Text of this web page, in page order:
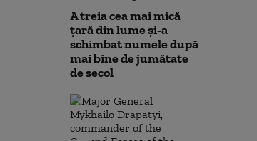
A treia cea mai mică
țară din lume și-a
schimbat numele după
mai bine de jumătate
de secol